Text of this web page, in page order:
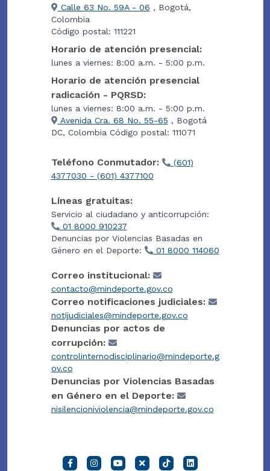
Calle 63 No. 59A - 06 , Bogotá,
Colombia
Código postal: 111221
Horario de atención presencial:
lunes a viernes: 8:00 a.m. - 5:00 p.m.
Horario de atención presencial
radicación - PQRSD:
lunes a viernes: 8:00 a.m. - 5:00 p.m.
Avenida Cra. 68 No. 55-65 , Bogotá
DC, Colombia Código postal: 111071
Teléfono Conmutador:
(601)
4377030 - (601) 4377100
Líneas gratuitas:
Servicio al ciudadano y anticorrupción:
01 8000 910237
Denuncias por Violencias Basadas en
Género en el Deporte:
01 8000 114060
Correo institucional:
contacto@mindeporte.gov.co
Correo notificaciones judiciales:
notijudiciales@mindeporte.gov.co
Denuncias por actos de
corrupción:
controlinternodisciplinario@mindeporte.g
ov.co
Denuncias por Violencias Basadas
en Género en el Deporte:
nisilencioniviolencia@mindeporte.gov.co